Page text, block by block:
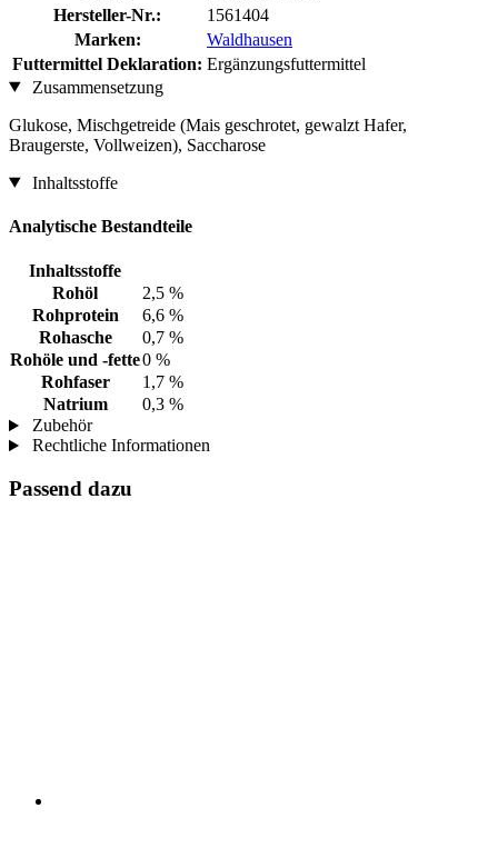
Hersteller-Nr.:
1561404
Marken:
Waldhausen
Futtermittel Deklaration: Ergänzungsfuttermittel
Zusammensetzung
Glukose, Mischgetreide (Mais geschrotet, gewalzt Hafer,
Braugerste, Vollweizen), Saccharose
Inhaltsstoffe
Analytische Bestandteile
Inhaltsstoffe
Rohöl
2,5 %
Rohprotein
6,6 %
Rohasche
0,7 %
Rohöle und -fette0 %
Rohfaser
1,7 %
Natrium
0,3 %
Zubehör
Rechtliche Informationen
Passend dazu